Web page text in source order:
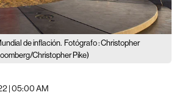
de inflación. Fotógrafo : Christopher
Christopher Pike)
| 05:00 AM